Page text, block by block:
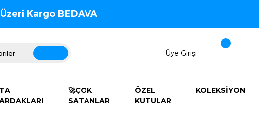
Kargo BEDAVA
Üye Girişi
🚀ÇOK
SATANLAR
ÖZEL
KUTULAR
KOLEKSİYON